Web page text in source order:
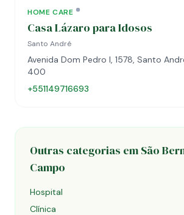
HOME CARE
Casa Lázaro para Idosos
Santo André
Avenida Dom Pedro I, 1578, Santo
400
+551149716693
Outras categorias em São
Campo
Hospital
Clínica